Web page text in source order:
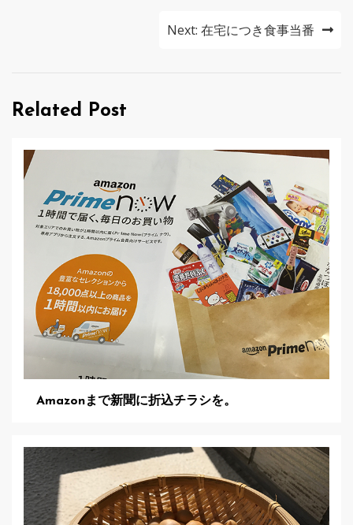
ー
ョ
Next: 在宅につき食事当番
Related Post
Amazonまで新聞に折込チラシを。